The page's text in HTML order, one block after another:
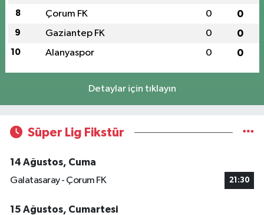
8 Çorum FK 0 0
9 Gaziantep FK 0 0
10 Alanyaspor 0 0
Detaylar için tıklayın
Süper Lig Fikstür
14 Ağustos, Cuma
Galatasaray - Çorum FK
21:30
15 Ağustos, Cumartesi